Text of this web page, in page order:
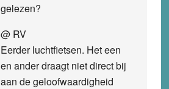
gelezen?
@ RV
Eerder luchtfietsen. Het een
en ander draagt niet direct bij
aan de geloofwaardigheid